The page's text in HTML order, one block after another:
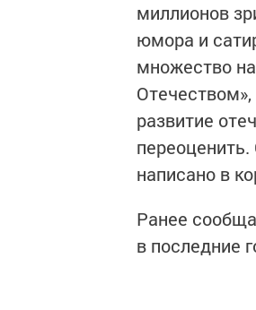
миллионов
юмора и
множество
развитие
написано в
Ранее
в последние